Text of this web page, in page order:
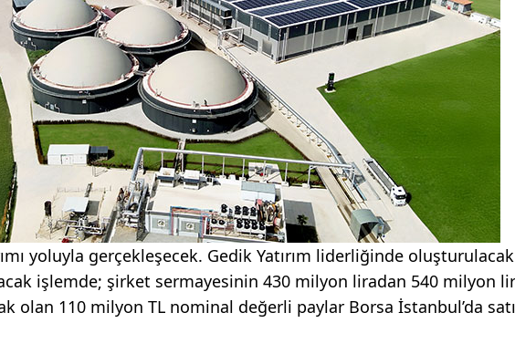
yoluyla gerçekleşecek. Gedik Yatırım liderliğinde oluşturulacak
işlemde; şirket sermayesinin 430 milyon liradan 540 milyon
olan 110 milyon TL nominal değerli paylar Borsa İstanbul’da